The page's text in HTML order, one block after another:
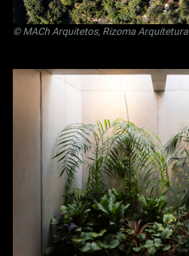
© MACh Arquitetos, Rizoma Arquitetura